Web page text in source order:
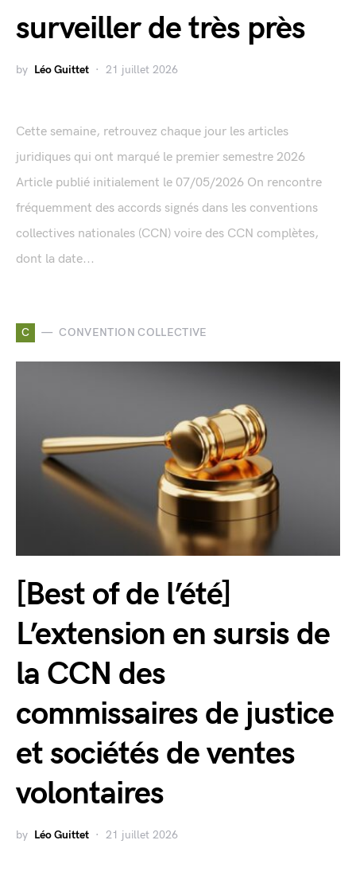
surveiller de très près
by Léo Guittet 21 juillet 2026
Cette semaine, retrouvez chaque jour les articles
juridiques qui ont marqué le premier semestre 2026
Article publié initialement le 07/05/2026 On rencontre
fréquemment des accords signés dans les conventions
collectives nationales (CCN) voire des CCN complètes,
dont la date...
C CONVENTION COLLECTIVE
[Best of de l’été]
L’extension en sursis de
la CCN des
commissaires de justice
et sociétés de ventes
volontaires
by Léo Guittet 21 juillet 2026